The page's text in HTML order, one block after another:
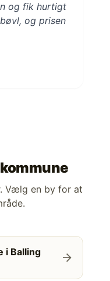
og fik hurtigt
og prisen
Vælg en by for at
i Balling arrow_forward